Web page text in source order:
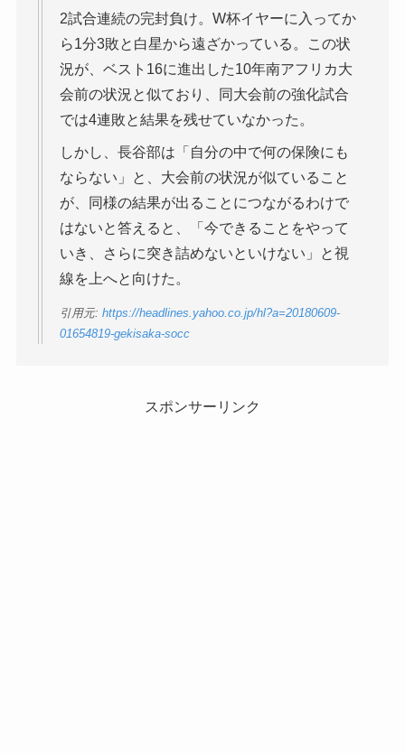
2試合連続の完封負け。W杯イヤーに入ってか
ら1分3敗と白星から遠ざかっている。この状
況が、ベスト16に進出した10年南アフリカ大
会前の状況と似ており、同大会前の強化試合
では4連敗と結果を残せていなかった。
しかし、長谷部は「自分の中で何の保険にも
ならない」と、大会前の状況が似ていること
が、同様の結果が出ることにつながるわけで
はないと答えると、「今できることをやって
いき、さらに突き詰めないといけない」と視
線を上へと向けた。
引用元: https://headlines.yahoo.co.jp/hl?a=20180609-
01654819-gekisaka-socc
スポンサーリンク